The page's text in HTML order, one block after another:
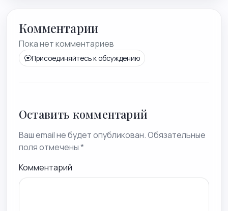
Комментарии
Пока нет комментариев
Присоединяйтесь к обсуждению
Оставить комментарий
Ваш email не будет опубликован. Обязательные
поля отмечены *
Комментарий